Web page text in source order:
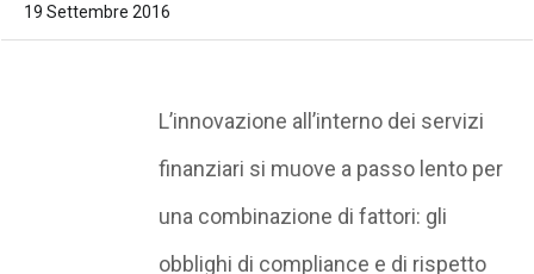
19 Settembre 2016
L’innovazione all’interno dei servizi
finanziari si muove a passo lento per
una combinazione di fattori: gli
obblighi di compliance e di rispetto